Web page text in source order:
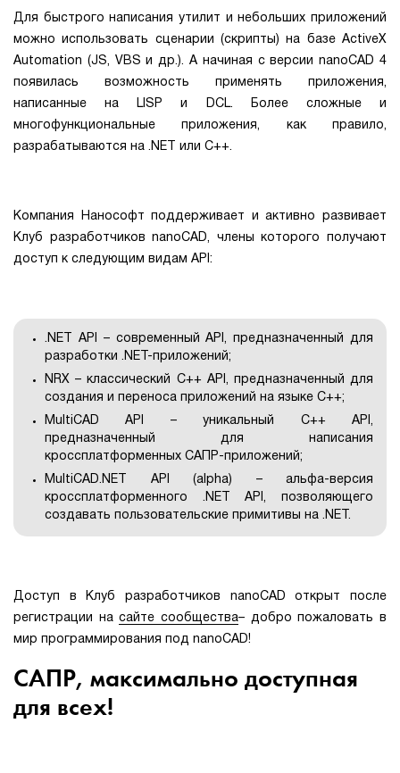
Для быстрого написания утилит и небольших приложений
можно использовать сценарии (скрипты) на базе ActiveX
Automation (JS, VBS и др.). А начиная с версии nanoCAD 4
появилась возможность применять приложения,
написанные на LISP и DCL. Более сложные и
многофункциональные приложения, как правило,
разрабатываются на .NET или C++.
Компания Нанософт поддерживает и активно развивает
Клуб разработчиков nanoCAD, члены которого получают
доступ к следующим видам API:
.NET API – современный API, предназначенный для
разработки .NET-приложений;
NRX – классический C++ API, предназначенный для
создания и переноса приложений на языке С++;
MultiCAD API – уникальный C++ API,
предназначенный для написания
кроссплатформенных САПР-приложений;
MultiCAD.NET API (alpha) – альфа-версия
кроссплатформенного .NET API, позволяющего
создавать пользовательские примитивы на .NET.
Доступ в Клуб разработчиков nanoCAD открыт после
регистрации насайте сообщества– добро пожаловать в
мир программирования под nanoCAD!
САПР, максимально доступная
для всех!